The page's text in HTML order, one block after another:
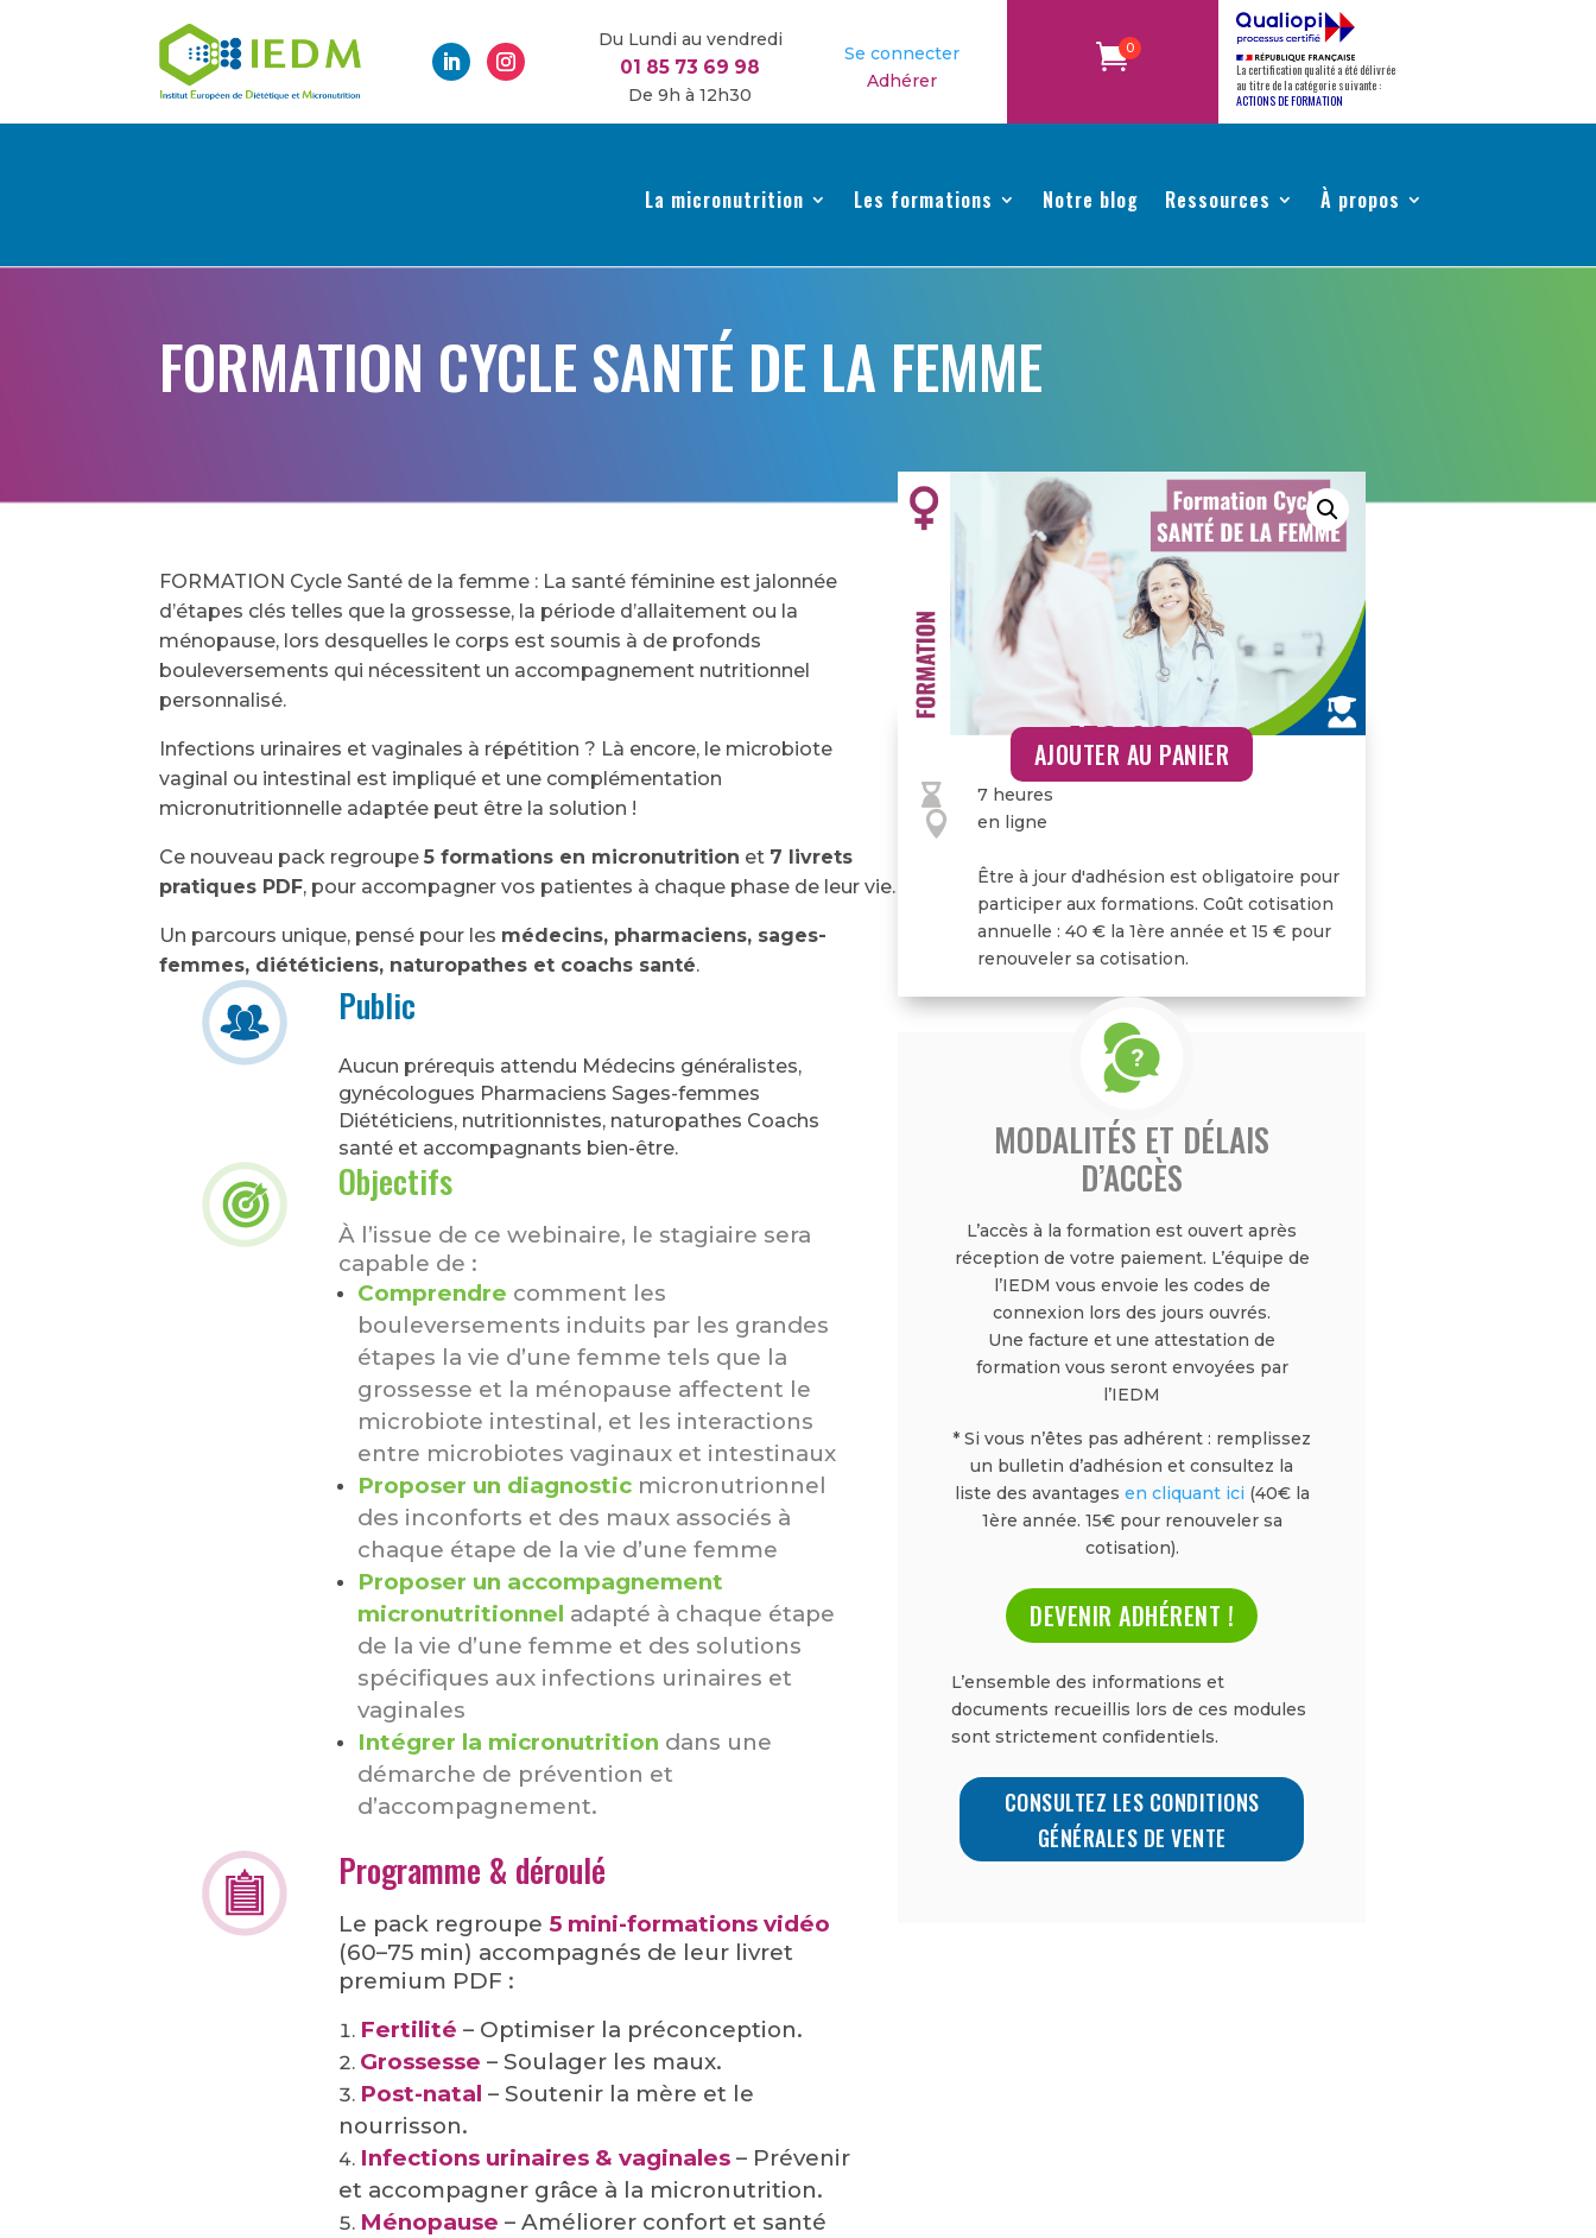
Du Lundi au vendredi
01 85 73 69 98
De 9h à 12h30
Se connecter
Adhérer
0
La certification qualité a été délivrée
au titre de la catégorie suivante :
ACTIONS DE FORMATION
La micronutrition Les formations Notre blog Ressources À propos
FORMATION CYCLE SANTÉ DE LA FEMME
FORMATION Cycle Santé de la femme : La santé féminine est jalonnée
d’étapes clés telles que la grossesse, la période d’allaitement ou la
ménopause, lors desquelles le corps est soumis à de profonds
bouleversements qui nécessitent un accompagnement nutritionnel
personnalisé.
Infections urinaires et vaginales à répétition ? Là encore, le microbiote
vaginal ou intestinal est impliqué et une complémentation
micronutritionnelle adaptée peut être la solution !
Ce nouveau pack regroupe5 formations en micronutrition et 7 livrets
pratiques PDF, pour accompagner vos patientes à chaque phase de leur vie.
Un parcours unique, pensé pour les médecins, pharmaciens, sages-
femmes, diététiciens, naturopathes et coachs santé.
Public
Aucun prérequis attendu Médecins généralistes,
gynécologues Pharmaciens Sages-femmes
Diététiciens, nutritionnistes, naturopathes Coachs
santé et accompagnants bien-être.
Objectifs
À l’issue de ce webinaire, le stagiaire sera
capable de :
Comprendre comment les
bouleversements induits par les grandes
étapes la vie d’une femme tels que la
grossesse et la ménopause affectent le
microbiote intestinal, et les interactions
entre microbiotes vaginaux et intestinaux
Proposer un diagnostic micronutrionnel
des inconforts et des maux associés à
chaque étape de la vie d’une femme
Proposer un accompagnement
micronutritionnel adapté à chaque étape
de la vie d’une femme et des solutions
spécifiques aux infections urinaires et
vaginales
Intégrer la micronutrition dans une
démarche de prévention et
d’accompagnement.
Programme & déroulé
Le pack regroupe5 mini-formations vidéo
(60–75 min) accompagnés de leur livret
premium PDF :
Fertilité – Optimiser la préconception.
Grossesse – Soulager les maux.
Post-natal – Soutenir la mère et le
nourrisson.
Infections urinaires & vaginales – Prévenir
et accompagner grâce à la micronutrition.
Ménopause – Améliorer confort et santé
159,00€
AJOUTER AU PANIER
 7 heures
 en ligne
Être à jour d'adhésion est obligatoire pour
participer aux formations. Coût cotisation
annuelle : 40 € la 1ère année et 15 € pour
renouveler sa cotisation.
MODALITÉS ET DÉLAIS
D’ACCÈS
L’accès à la formation est ouvert après
réception de votre paiement. L’équipe de
l’IEDM vous envoie les codes de
connexion lors des jours ouvrés.
Une facture et une attestation de
formation vous seront envoyées par
l’IEDM
* Si vous n’êtes pas adhérent : remplissez
un bulletin d’adhésion et consultez la
liste des avantages en cliquant ici (40€ la
1ère année. 15€ pour renouveler sa
cotisation).
DEVENIR ADHÉRENT !
L’ensemble des informations et
documents recueillis lors de ces modules
sont strictement confidentiels.
CONSULTEZ LES CONDITIONS
GÉNÉRALES DE VENTE